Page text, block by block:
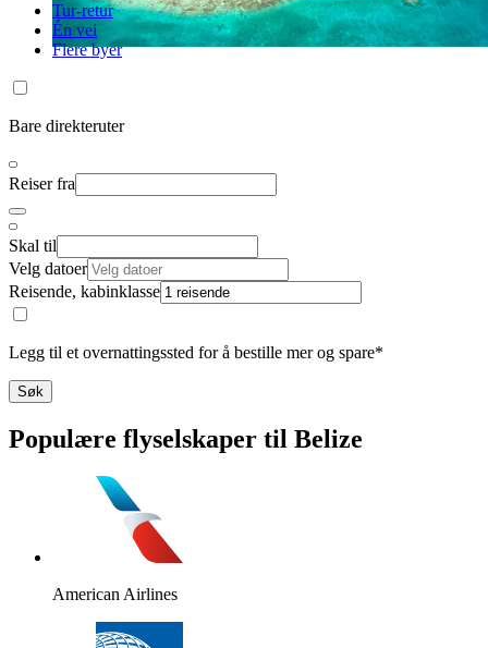
Tur-retur
Én vei
Flere byer
Bare direkteruter
Reiser fra
Skal til
Velg datoer
Reisende, kabinklasse
Legg til et overnattingssted for å bestille mer og spare*
Søk
Populære flyselskaper til Belize
American Airlines